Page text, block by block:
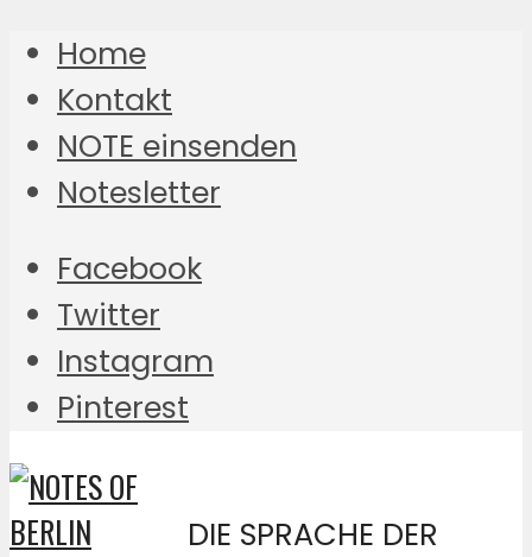
Home
Kontakt
NOTE einsenden
Notesletter
Facebook
Twitter
Instagram
Pinterest
DIE SPRACHE DER